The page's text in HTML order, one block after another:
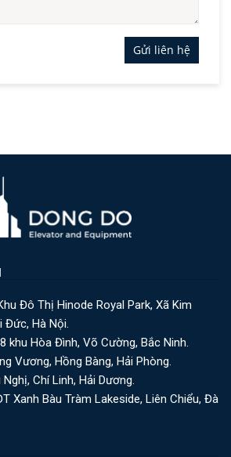
Gửi liên hệ
Đô Thị Hinode Royal Park, Xã Kim
Đức, Hà Nội.
khu Hòa Đình, Võ Cường, Bắc Ninh.
Vương, Hồng Bàng, Hải Phòng.
Chí Linh, Hải Dương.
Xanh Bàu Tràm Lakeside, Liên Chiểu, Đà